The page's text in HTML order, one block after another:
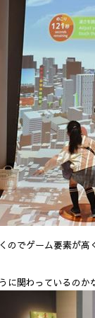
のでゲーム要素が高
に関わっているのか